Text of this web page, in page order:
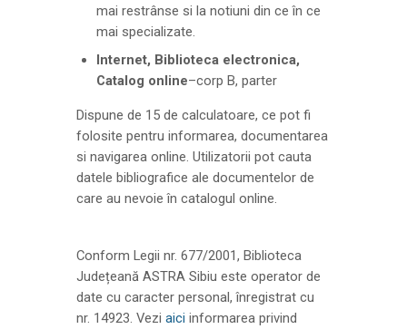
mai restrânse si la notiuni din ce în ce
mai specializate.
Internet, Biblioteca electronica,
Catalog online–corp B, parter
Dispune de 15 de calculatoare, ce pot fi
folosite pentru informarea, documentarea
si navigarea online. Utilizatorii pot cauta
datele bibliografice ale documentelor de
care au nevoie în catalogul online.
Conform Legii nr. 677/2001, Biblioteca
Județeană ASTRA Sibiu este operator de
date cu caracter personal, înregistrat cu
nr. 14923. Vezi aici informarea privind